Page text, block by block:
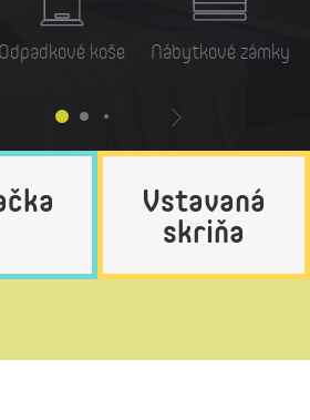
Odpadkové koše Nábytkové zámky
Vstavaná
skriňa